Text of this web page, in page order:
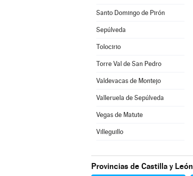
Santo Domingo de Pirón
Sepúlveda
Tolocirio
Torre Val de San Pedro
Valdevacas de Montejo
Valleruela de Sepúlveda
Vegas de Matute
Villeguillo
Provincias de Castilla y León